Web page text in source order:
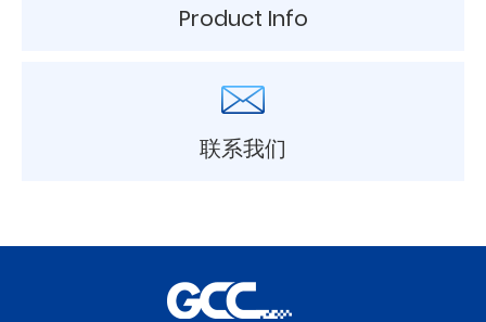
Product Info
联系我们